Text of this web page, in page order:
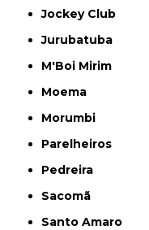
Jockey Club
Jurubatuba
M'Boi Mirim
Moema
Morumbi
Parelheiros
Pedreira
Sacomã
Santo Amaro